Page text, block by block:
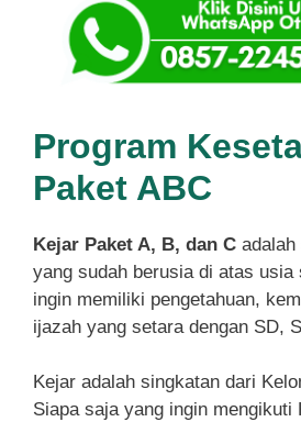
Program
Paket ABC
Kejar Paket A, B, dan C
yang sudah berusia di atas usia
ingin memiliki pengetahuan,
ijazah yang setara dengan SD,
Kejar adalah singkatan dari
Siapa saja yang ingin mengikuti